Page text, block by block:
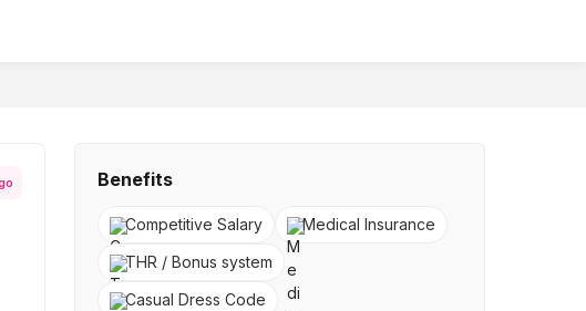
Benefits
Competitive Salary
Medical Insurance
THR / Bonus system
Casual Dress Code